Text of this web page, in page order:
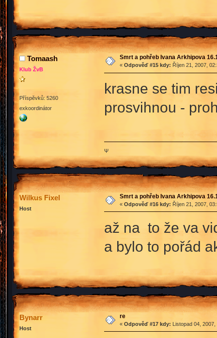
Tomaash
Klub ŽvB
Příspěvků: 5260
exkoordinátor
Smrt a pohřeb Ivana Arkhipova
« Odpověď #15 kdy: Říjen 21, 2007,
krasne se tim
prosvihnou -
Ψ
Wilkus Fixel
Host
Smrt a pohřeb Ivana Arkhipova
« Odpověď #16 kdy: Říjen 21, 2007,
až na to že va
a bylo to pořád
Bynarr
Host
re
« Odpověď #17 kdy: Listopad 04,